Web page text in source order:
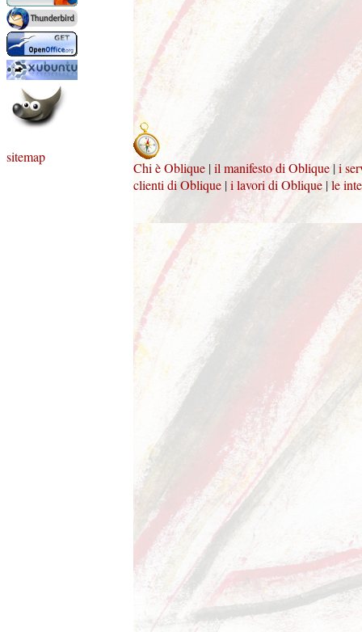
sitemap
Chi è Oblique |il manifesto di Oblique |i
clienti di Oblique |i lavori di Oblique | le